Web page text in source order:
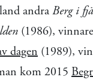
andra Berg i
(1986),
dagen (1989),
kom 2015